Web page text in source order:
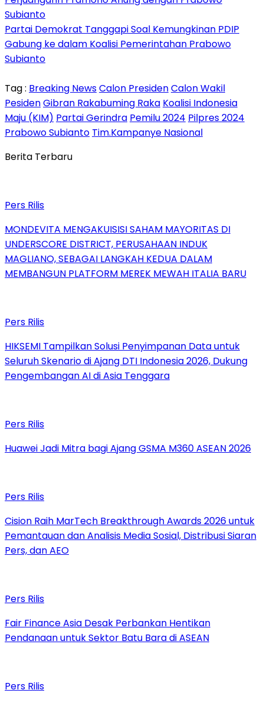
Subianto
Partai Demokrat Tanggapi Soal Kemungkinan PDIP
Gabung ke dalam Koalisi Pemerintahan Prabowo
Subianto
Tag : Breaking NewsCalon PresidenCalon Wakil
PesidenGibran Rakabuming Raka Koalisi Indonesia
Maju (KIM) Partai Gerindra Pemilu 2024 Pilpres 2024
Prabowo Subianto Tim.Kampanye Nasional
Berita Terbaru
Pers Rilis
MONDEVITA MENGAKUISISI SAHAM MAYORITAS DI
UNDERSCORE DISTRICT, PERUSAHAAN INDUK
MAGLIANO, SEBAGAI LANGKAH KEDUA DALAM
MEMBANGUN PLATFORM MEREK MEWAH ITALIA BARU
Pers Rilis
HIKSEMI Tampilkan Solusi Penyimpanan Data untuk
Seluruh Skenario di Ajang DTI Indonesia 2026, Dukung
Pengembangan AI di Asia Tenggara
Pers Rilis
Huawei Jadi Mitra bagi Ajang GSMA M360 ASEAN 2026
Pers Rilis
Cision Raih MarTech Breakthrough Awards 2026 untuk
Pemantauan dan Analisis Media Sosial, Distribusi Siaran
Pers, dan AEO
Pers Rilis
Fair Finance Asia Desak Perbankan Hentikan
Pendanaan untuk Sektor Batu Bara di ASEAN
Pers Rilis